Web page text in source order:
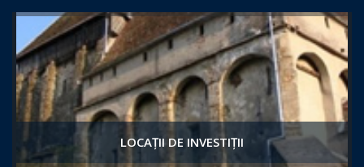
LOCAȚII DE INVESTIȚII